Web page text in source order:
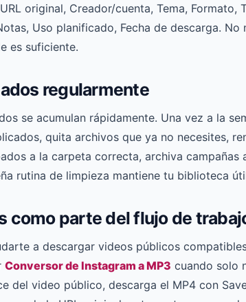
original, Creador/cuenta, Tema, Formato,
Uso planificado, Fecha de descarga. No
es suficiente.
regularmente
se acumulan rápidamente. Una vez a la
quita archivos que ya no necesites,
a la carpeta correcta, archiva campañas
rutina de limpieza mantiene tu biblioteca
como parte del flujo de
a descargar videos públicos
Conversor de Instagram a MP3 cuando solo
del video público, descarga el MP4 con